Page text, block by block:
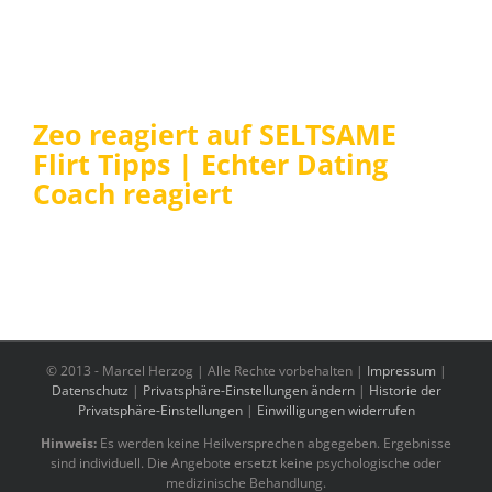
Zeo reagiert auf SELTSAME
Flirt Tipps | Echter Dating
Coach reagiert
© 2013 - Marcel Herzog | Alle Rechte vorbehalten | Impressum |
Datenschutz | Privatsphäre-Einstellungen ändern| Historie der
Privatsphäre-Einstellungen| Einwilligungen widerrufen
Hinweis: Es werden keine Heilversprechen abgegeben. Ergebnisse
sind individuell. Die Angebote ersetzt keine psychologische oder
medizinische Behandlung.